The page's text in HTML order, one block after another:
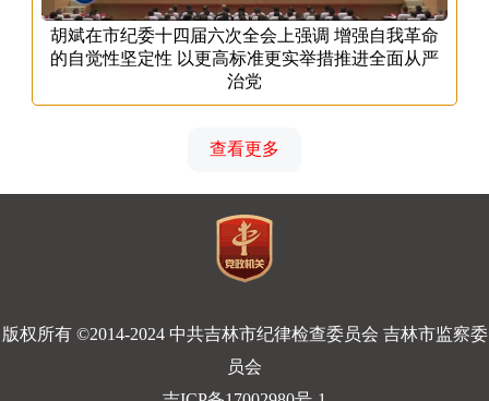
胡斌在市纪委十四届六次全会上强调 增强自我革命
的自觉性坚定性 以更高标准更实举措推进全面从严
治党
查看更多
版权所有 ©2014-2024 中共吉林市纪律检查委员会 吉林市监察委
员会